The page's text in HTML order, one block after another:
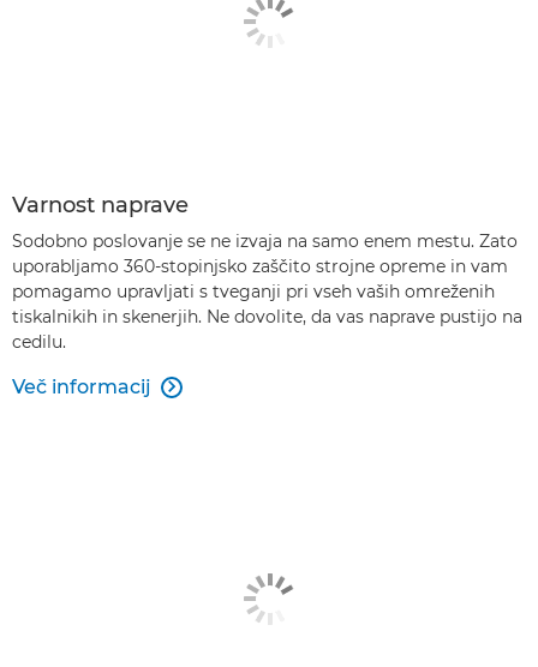
Varnost naprave
Sodobno poslovanje se ne izvaja na samo enem mestu. Zato
uporabljamo 360-stopinjsko zaščito strojne opreme in vam
pomagamo upravljati s tveganji pri vseh vaših omreženih
tiskalnikih in skenerjih. Ne dovolite, da vas naprave pustijo na
cedilu.
Več informacij 